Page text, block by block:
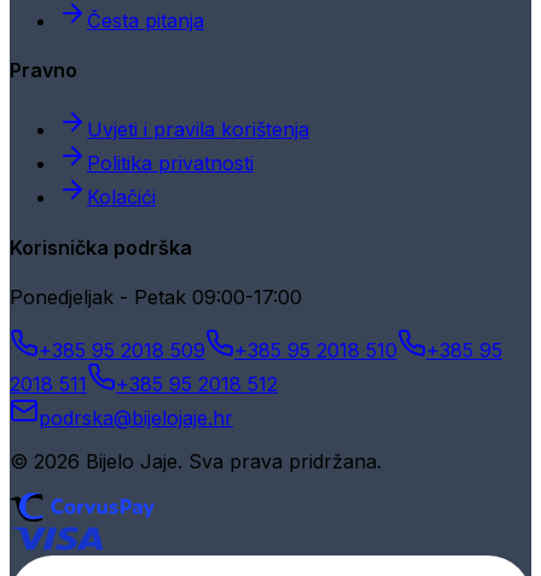
Česta pitanja
Pravno
Uvjeti i pravila korištenja
Politika privatnosti
Kolačići
Korisnička podrška
Ponedjeljak - Petak 09:00-17:00
+385 95 2018 509 +385 95 2018 510
+385 95
2018 511
+385 95 2018 512
podrska@bijelojaje.hr
© 2026 Bijelo Jaje. Sva prava pridržana.